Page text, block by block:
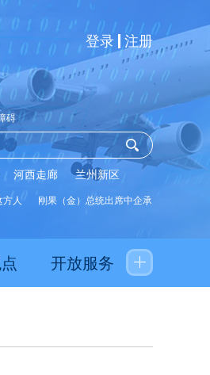
登录 注册
碍
河西走廊 兰州新区
人 刚果（金）总统出席中企承建水厂启用仪式
开放服务